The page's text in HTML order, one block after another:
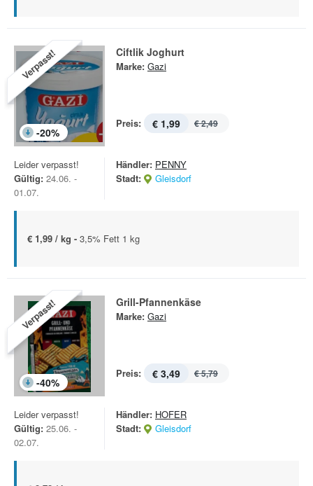
Verpasst!
-20%
Ciftlik Joghurt
Marke: Gazi
Preis: € 1,99 € 2,49
Leider verpasst!
Gültig: 24.06. -
01.07.
Händler: PENNY
Stadt:
Gleisdorf
€ 1,99 / kg - 3,5% Fett 1 kg
Verpasst!
-40%
Grill-Pfannenkäse
Marke: Gazi
Preis: € 3,49 € 5,79
Leider verpasst!
Gültig: 25.06. -
02.07.
Händler: HOFER
Stadt:
Gleisdorf